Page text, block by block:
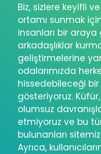
Biz, sizlere keyifli
ortamı sunmak
insanları bir
arkadaşlıklar
geliştirmelerine
odalarımızda
hissedebileceği
gösteriyoruz.
olumsuz
etmiyoruz ve bu
bulunanları
Ayrıca,